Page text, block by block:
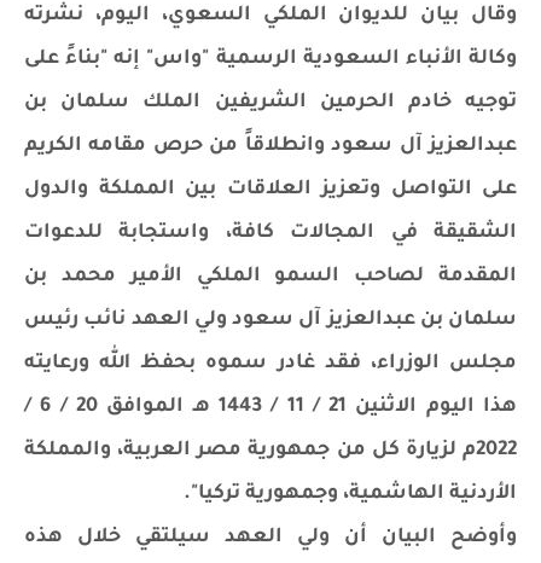
وقال بيان للديوان الملكي السعوي، اليوم، نشرته
وكالة الأنباء السعودية الرسمية "واس" إنه "بناءً على
توجيه خادم الحرمين الشريفين الملك سلمان بن
عبدالعزيز آل سعود وانطلاقاً من حرص مقامه الكريم
على التواصل وتعزيز العلاقات بين المملكة والدول
الشقيقة في المجالات كافة، واستجابة للدعوات
المقدمة لصاحب السمو الملكي الأمير محمد بن
سلمان بن عبدالعزيز آل سعود ولي العهد نائب رئيس
مجلس الوزراء، فقد غادر سموه بحفظ الله ورعايته
هذا اليوم الاثنين 21 / 11 / 1443 هـ الموافق 20 / 6 /
2022م لزيارة كل من جمهورية مصر العربية، والمملكة
الأردنية الهاشمية، وجمهورية تركيا".
وأوضح البيان أن ولي العهد سيلتقي خلال هذه